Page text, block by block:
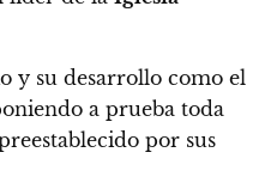
y su desarrollo como el
a prueba toda
por sus